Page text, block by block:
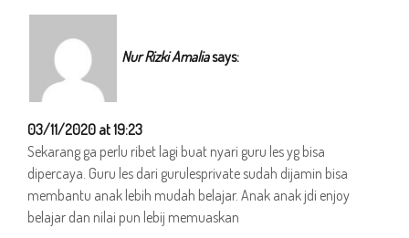
Nur Rizki Amaliasays:
03/11/2020 at 19:23
Sekarang ga perlu ribet lagi buat nyari guru les yg bisa
dipercaya. Guru les dari gurulesprivate sudah dijamin bisa
membantu anak lebih mudah belajar. Anak anak jdi enjoy
belajar dan nilai pun lebij memuaskan